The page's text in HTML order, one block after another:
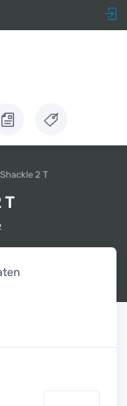
Shackle 2 T
T